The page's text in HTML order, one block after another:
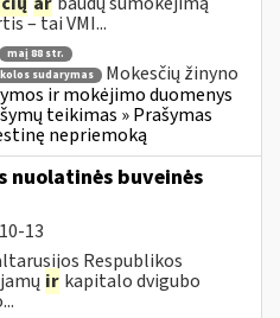
– tai VMI...
maį 88 str.
sudarymas
Mokesčių žinyno
ir mokėjimo duomenys
teikimas » Prašymas
nepriemoką
nuolatinės buveinės
13
Respublikos
ir kapitalo dvigubo